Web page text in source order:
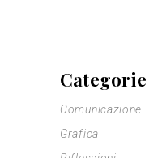
Categorie
Comunicazione
Grafica